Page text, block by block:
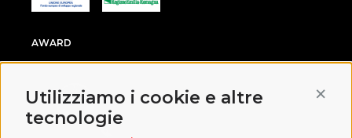
Utilizziamo i cookie e altre
tecnologie
AWARD